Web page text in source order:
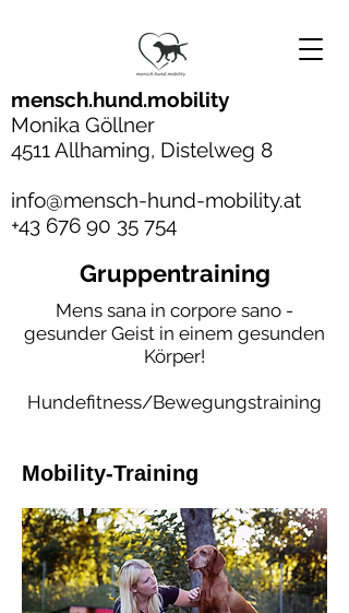
mensch.hund.mobility
Monika Göllner
4511 Allhaming, Distelweg 8
info@mensch-hund-mobility.at
+43 676 90 35 754
Gruppentraining
Mens sana in corpore sano -
gesunder Geist in einem gesunden
Körper!
Hundefitness/Bewegungstraining
Mobility-Training